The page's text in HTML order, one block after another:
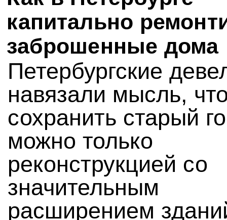
капитально
заброшенные дома
Петербургские
навязали мысль,
сохранить старый
можно только
реконструкцией со
значительным
расширением